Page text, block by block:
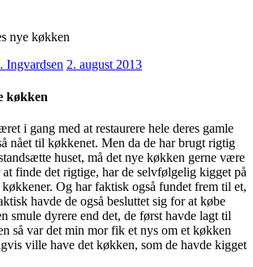
nye køkken
Ingvardsen 2. august 2013
køkken
i gang med at restaurere hele deres gamle
nået til køkkenet. Men da de har brugt rigtig
huset, må det nye køkken gerne være
finde det rigtige, har de selvfølgelig kigget på
Og har faktisk også fundet frem til et,
havde de også besluttet sig for at købe
smule dyrere end det, de først havde lagt til
så var det min mor fik et nys om et køkken
ville have det køkken, som de havde kigget